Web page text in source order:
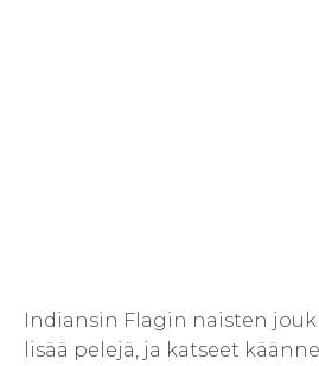
Indiansin Flagin naisten
lisää pelejä, ja katseet